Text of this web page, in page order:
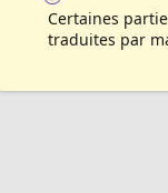
Certaines
traduites par